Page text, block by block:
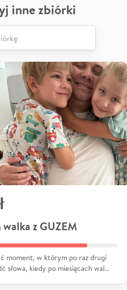
inne zbiórki
z GUZEM
moment, w którym po raz drugi
słowa, kiedy po miesiącach wal…